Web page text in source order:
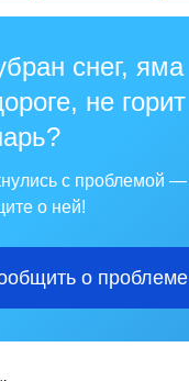
снег, яма
не горит
с проблемой —
о ней!
о проблеме